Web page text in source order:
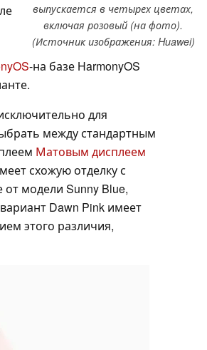
выпускается в четырех цветах,
включая розовый (на фото).
(Источник изображения: Huawei)
-на базе HarmonyOS
для
между стандартным
Матовым дисплеем
схожую отделку с
модели Sunny Blue,
Dawn Pink имеет
этого различия,